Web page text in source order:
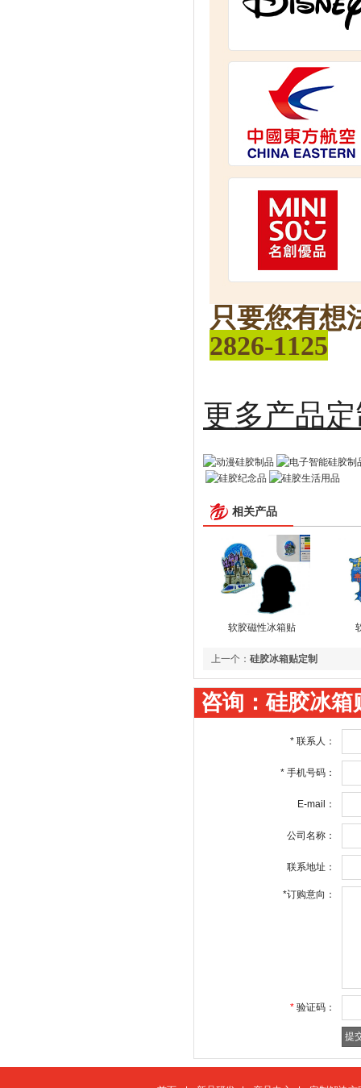
只要您有想
2826-1125
更多
相关产品
软胶磁性冰箱贴
上一个： 硅胶冰箱贴定制
咨询：硅胶冰箱
* 联系人：
* 手机号码：
E-mail：
公司名称：
联系地址：
*订购意向：
* 验证码：